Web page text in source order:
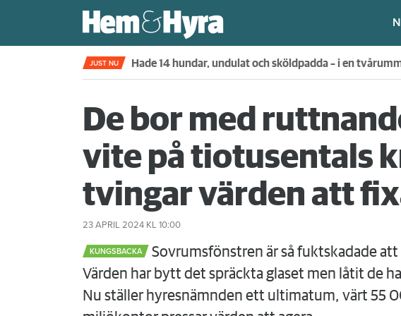
JUST NU Kompisdealen blev verklighet – 40 år senare: "Flera
De bor med
vite på tiotusentals
tvingar värden att
23 APRIL 2024 KL 10:00
KUNGSBACKA
Sovrumsfönstren är så fuktskadade
Värden har bytt det spräckta glaset men låtit de
Nu ställer hyresnämnden ett ultimatum, värt 55